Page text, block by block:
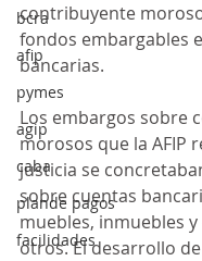
bcra
afip
pymes
agip
caba
plande pagos
facilidades
contribuyente
fondos embargables
bancarias.
Los embargos sobre
morosos que la AFIP
justicia se
sobre cuentas
muebles, inmuebles
otros. El desarrollo